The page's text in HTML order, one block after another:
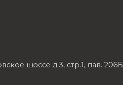
шоссе д.3, стр.1, пав. 206Б